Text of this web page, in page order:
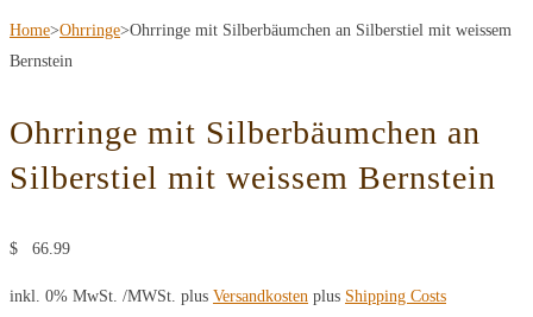
Home>Ohrringe>Ohrringe mit Silberbäumchen an Silberstiel mit weissem
Bernstein
Ohrringe mit Silberbäumchen an
Silberstiel mit weissem Bernstein
$ 66.99
inkl. 0% MwSt. /MWSt. plus Versandkosten plus Shipping Costs